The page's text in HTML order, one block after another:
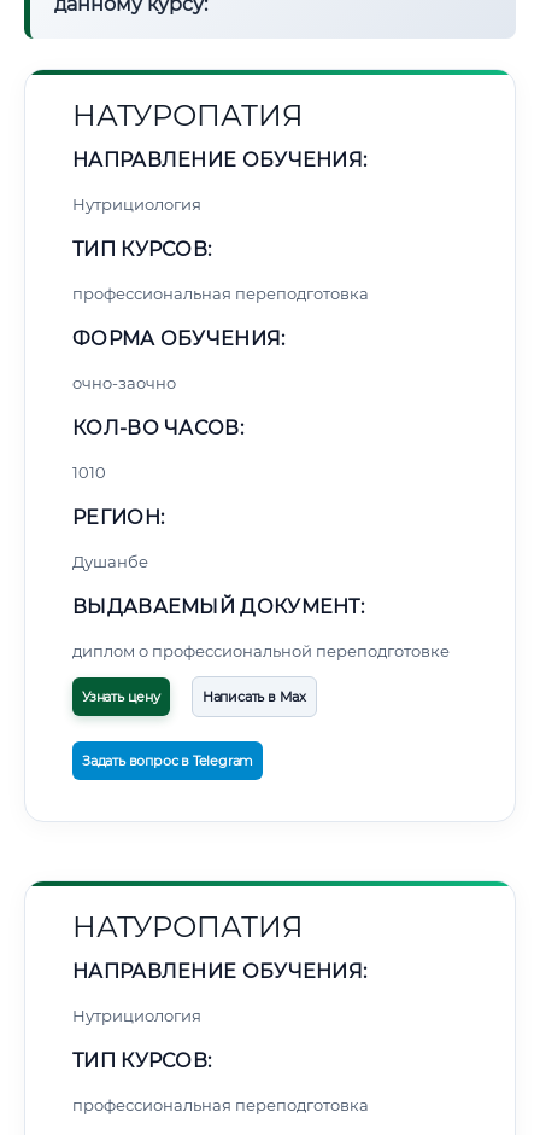
НАТУРОПАТИЯ
НАПРАВЛЕНИЕ ОБУЧЕНИЯ:
Нутрициология
ТИП КУРСОВ:
профессиональная переподготовка
ФОРМА ОБУЧЕНИЯ:
очно-заочно
КОЛ-ВО ЧАСОВ:
1010
РЕГИОН:
Душанбе
ВЫДАВАЕМЫЙ ДОКУМЕНТ:
диплом о профессиональной переподготовке
Узнать цену Написать в Max
Задать вопрос в Telegram
НАТУРОПАТИЯ
НАПРАВЛЕНИЕ ОБУЧЕНИЯ:
Нутрициология
ТИП КУРСОВ:
профессиональная переподготовка